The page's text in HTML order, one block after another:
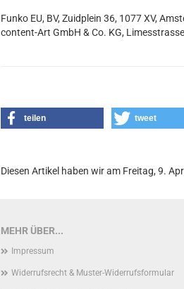
Funko EU, BV, Zuidplein 36, 1077 XV,
content-Art GmbH & Co. KG,
teilen tweet
Diesen Artikel haben wir am Freitag, 9.
MEHR ÜBER...
Impressum
Widerrufsrecht & Muster-Widerrufsformular